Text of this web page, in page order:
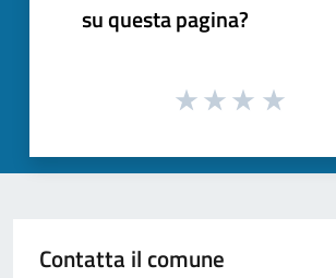
su questa pagina?
Contatta il comune